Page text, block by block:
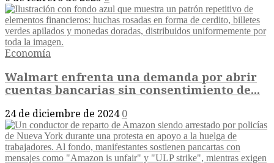
Economía
Walmart enfrenta una demanda por abrir
cuentas bancarias sin consentimiento de...
24 de diciembre de 2024 0